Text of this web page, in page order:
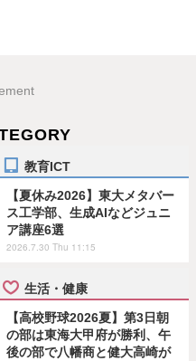
教育ICT
【夏休み2026】東大メタバー
ス工学部、生成AIなどジュニ
ア講座6選
2026.7.30 Thu 11:15
生活・健康
【高校野球2026夏】第3日朝
の部は東海大甲府が勝利、午
後の部で八幡商と健大高崎が